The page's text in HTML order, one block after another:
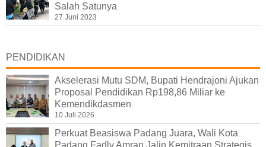
Salah Satunya
27 Juni 2023
PENDIDIKAN
Akselerasi Mutu SDM, Bupati Hendrajoni Ajukan
Proposal Pendidikan Rp198,86 Miliar ke
Kemendikdasmen
10 Juli 2026
Perkuat Beasiswa Padang Juara, Wali Kota
Padang Fadly Amran Jalin Kemitraan Strategis